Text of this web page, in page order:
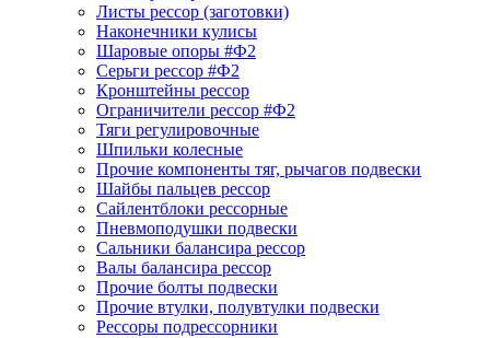
Листы рессор (заготовки)
Наконечники кулисы
Шаровые опоры #Ф2
Серьги рессор #Ф2
Кронштейны рессор
Ограничители рессор #Ф2
Тяги регулировочные
Шпильки колесные
Прочие компоненты тяг, рычагов подвески
Шайбы пальцев рессор
Сайлентблоки рессорные
Пневмоподушки подвески
Сальники балансира рессор
Валы балансира рессор
Прочие болты подвески
Прочие втулки, полувтулки подвески
Рессоры подрессорники